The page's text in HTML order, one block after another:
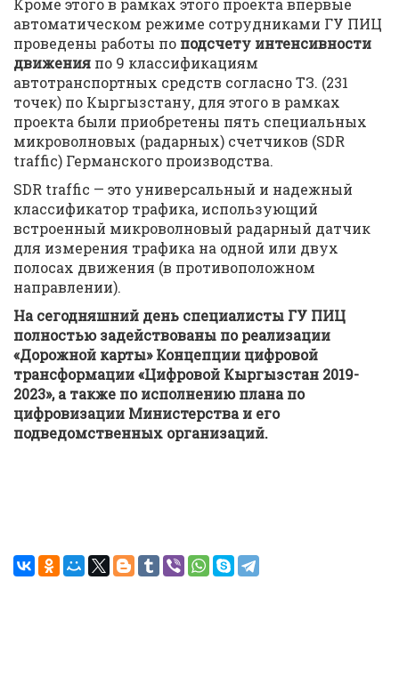
Кроме этого в рамках этого проекта впервые
автоматическом режиме сотрудниками ГУ ПИЦ
проведены работы по подсчету интенсивности
движения по 9 классификациям
автотранспортных средств согласно ТЗ. (231
точек) по Кыргызстану, для этого в рамках
проекта были приобретены пять специальных
микроволновых (радарных) счетчиков (SDR
traffic) Германского производства.
SDR traffic — это универсальный и надежный
классификатор трафика, использующий
встроенный микроволновый радарный датчик
для измерения трафика на одной или двух
полосах движения (в противоположном
направлении).
На сегодняшний день специалисты ГУ ПИЦ
полностью задействованы по реализации
«Дорожной карты» Концепции цифровой
трансформации «Цифровой Кыргызстан 2019-
2023», а также по исполнению плана по
цифровизации Министерства и его
подведомственных организаций.